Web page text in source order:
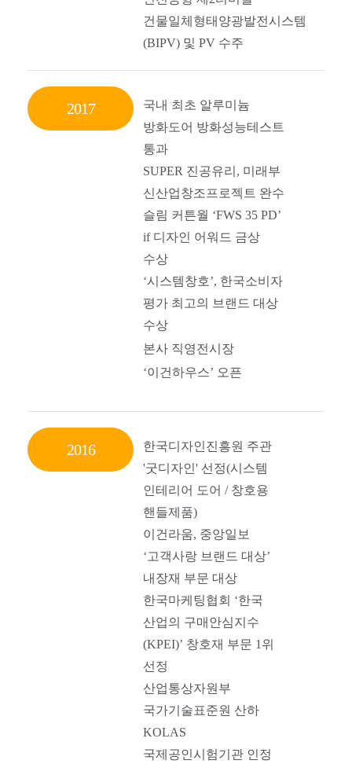
건물일체형태양광발전시스템
(BIPV) 및 PV 수주
2017
국내 최초 알루미늄
방화도어 방화성능테스트
통과
SUPER 진공유리, 미래부
신산업창조프로젝트 완수
슬림 커튼월 ‘FWS 35 PD’
if 디자인 어워드 금상
수상
‘시스템창호’, 한국소비자
평가 최고의 브랜드 대상
수상
본사 직영전시장
‘이건하우스’ 오픈
2016
한국디자인진흥원 주관
'굿디자인' 선정(시스템
인테리어 도어 / 창호용
핸들제품)
이건라움, 중앙일보
‘고객사랑 브랜드 대상’
내장재 부문 대상
한국마케팅협회 ‘한국
산업의 구매안심지수
(KPEI)’ 창호재 부문 1위
선정
산업통상자원부
국가기술표준원 산하
KOLAS
국제공인시험기관 인정